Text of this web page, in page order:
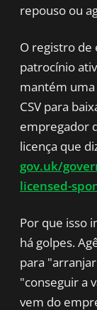
repouso ou
O registro de
patrocínio
mantém
CSV para
empregador
licença que
gov.uk/
licensed-
Por que isso
há golpes.
para
"conseguir a
vem do